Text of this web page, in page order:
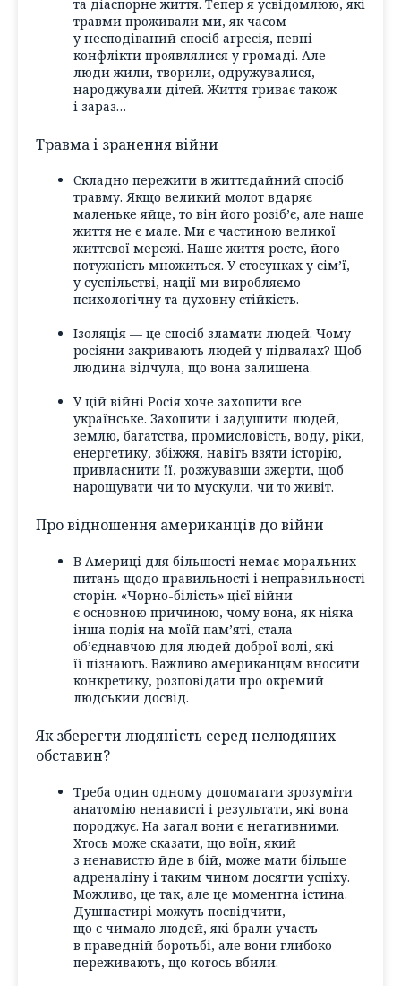
та діаспорне життя. Тепер я усвідомлюю, які
травми проживали ми, як часом
у несподіваний спосіб агресія, певні
конфлікти проявлялися у громаді. Але
люди жили, творили, одружувалися,
народжували дітей. Життя триває також
і зараз…
Травма і зранення війни
Складно пережити в життєдайний спосіб
травму. Якщо великий молот вдаряє
маленьке яйце, то він його розіб’є, але наше
життя не є мале. Ми є частиною великої
життєвої мережі. Наше життя росте, його
потужність множиться. У стосунках у сім’ї,
у суспільстві, нації ми виробляємо
психологічну та духовну стійкість.
Ізоляція — це спосіб зламати людей. Чому
росіяни закривають людей у підвалах? Щоб
людина відчула, що вона залишена.
У цій війні Росія хоче захопити все
українське. Захопити і задушити людей,
землю, багатства, промисловість, воду, ріки,
енергетику, збіжжя, навіть взяти історію,
привласнити її, розжувавши зжерти, щоб
нарощувати чи то мускули, чи то живіт.
Про відношення американців до війни
В Америці для більшості немає моральних
питань щодо правильності і неправильності
сторін. «Чорно-білість» цієї війни
є основною причиною, чому вона, як ніяка
інша подія на моїй пам’яті, стала
об’єднавчою для людей доброї волі, які
її пізнають. Важливо американцям вносити
конкретику, розповідати про окремий
людський досвід.
Як зберегти людяність серед нелюдяних
обставин?
Треба один одному допомагати зрозуміти
анатомію ненависті і результати, які вона
породжує. На загал вони є негативними.
Хтось може сказати, що воїн, який
з ненавистю йде в бій, може мати більше
адреналіну і таким чином досягти успіху.
Можливо, це так, але це моментна істина.
Душпастирі можуть посвідчити,
що є чимало людей, які брали участь
в праведній боротьбі, але вони глибоко
переживають, що когось вбили.